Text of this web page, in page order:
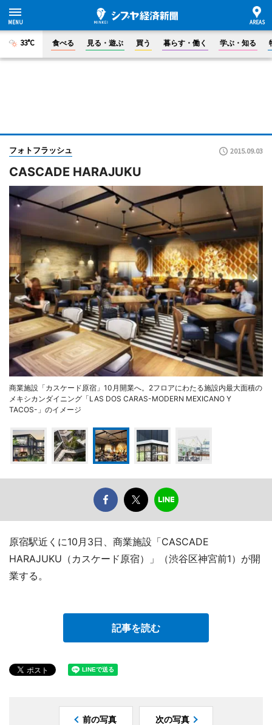
33°C 食べる 見る・遊ぶ 買う 暮らす・働く 学ぶ・知る
フォトフラッシュ 2015.09.03
CASCADE HARAJUKU
商業施設「カスケード原宿」10月開業へ。2フロアにわたる施設内最大面積の
メキシカンダイニング「LAS DOS CARAS-MODERN MEXICANO Y
TACOS-」のイメージ
原宿駅近くに10月3日、商業施設「CASCADE
HARAJUKU（カスケード原宿）」（渋谷区神宮前1）が開
業する。
記事を読む
前の写真 次の写真